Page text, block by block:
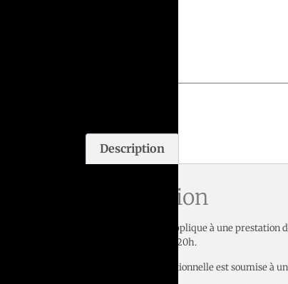
Description
Description
Le tarif indiqué s’applique à une prestation
samedi entre 8h et 20h.
Chaque heure additionnelle est soumise à